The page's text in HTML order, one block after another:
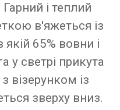
і теплий
в'яжеться із
якій 65% вовни і
у светрі прикута
візерунком із
зверху вниз.